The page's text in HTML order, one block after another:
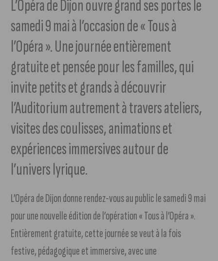
L’Opéra de Dijon ouvre grand ses portes le
samedi 9 mai à l’occasion de « Tous à
l’Opéra ». Une journée entièrement
gratuite et pensée pour les familles, qui
invite petits et grands à découvrir
l’Auditorium autrement à travers ateliers,
visites des coulisses, animations et
expériences immersives autour de
l’univers lyrique.
L’Opéra de Dijon donne rendez-vous au public le samedi 9 mai
pour une nouvelle édition de l’opération « Tous à l’Opéra ».
Entièrement gratuite, cette journée se veut à la fois
festive, pédagogique et immersive, avec une